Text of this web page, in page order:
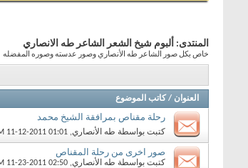
المنتدى: ألبوم شيخ الشعر الشاعر طه الانصاري
خاص بكل صور الشاعر طه الأنصاري وصور عدسته وصوره المفضله
العنوان / كاتب الموضوع
رحلة مقناص بمرافقة الشيخ محمد
كتبت بواسطة طه الأنصاري‏, 11-12-2011 01:01 PM
صور اخرى من رحلة المقناص
كتبت بواسطة طه الأنصاري‏, 11-23-2011 02:50 PM